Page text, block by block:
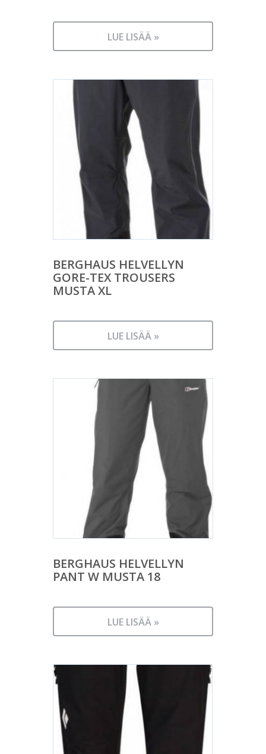
LUE LISÄÄ »
BERGHAUS HELVELLYN
GORE-TEX TROUSERS
MUSTA XL
LUE LISÄÄ »
BERGHAUS HELVELLYN
PANT W MUSTA 18
LUE LISÄÄ »